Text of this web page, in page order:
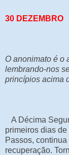
30 DEZEMBRO
O anonimato é o
lembrando-nos
princípios acima
A Décima
primeiros dias
Passos,
recuperação.